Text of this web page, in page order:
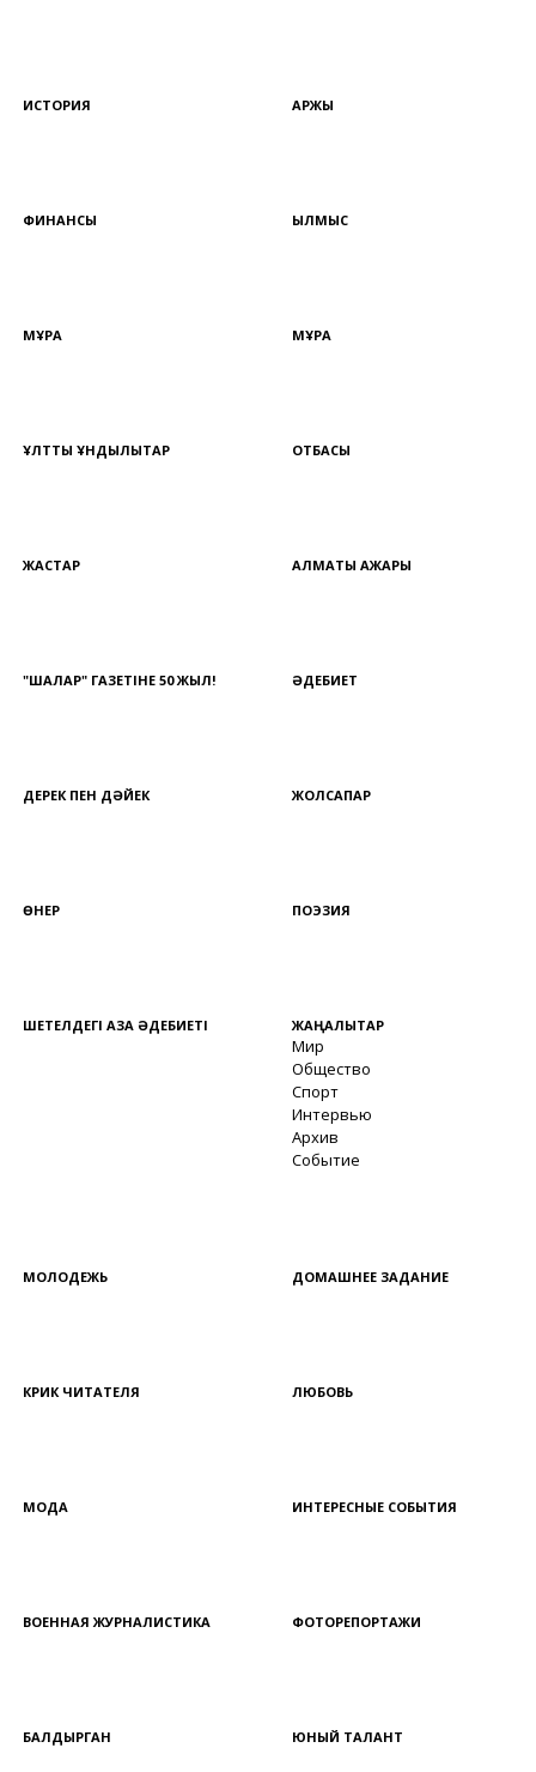
ИСТОРИЯ ҚАРЖЫ
ФИНАНСЫ ҚЫЛМЫС
МҰРА МҰРА
ҰЛТТЫҚ ҚҰНДЫЛЫҚТАР ОТБАСЫ
ЖАСТАР АЛМАТЫ АЖАРЫ
"ШАЛҚАР" ГАЗЕТІНЕ 50 ЖЫЛ! ӘДЕБИЕТ
ДЕРЕК ПЕН ДӘЙЕК ЖОЛСАПАР
ӨНЕР ПОЭЗИЯ
ШЕТЕЛДЕГІ ҚАЗАҚ ӘДЕБИЕТІ ЖАҢАЛЫҚТАР
Мир
Общество
Спорт
Интервью
Архив
Событие
МОЛОДЕЖЬ ДОМАШНЕЕ ЗАДАНИЕ
КРИК ЧИТАТЕЛЯ ЛЮБОВЬ
МОДА ИНТЕРЕСНЫЕ СОБЫТИЯ
ВОЕННАЯ ЖУРНАЛИСТИКА ФОТОРЕПОРТАЖИ
БАЛДЫРГАН ЮНЫЙ ТАЛАНТ